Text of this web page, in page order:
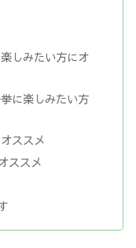
しみたい方にオ
に楽しみたい方
ススメ
ススメ